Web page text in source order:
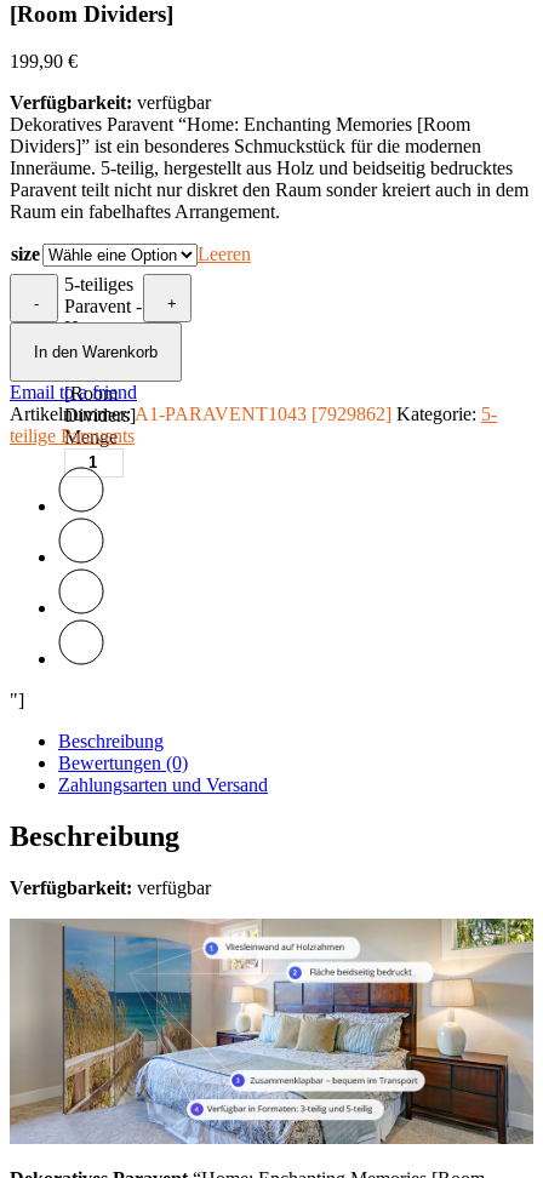
[Room Dividers]
199,90 €
Verfügbarkeit: verfügbar
Dekoratives Paravent “Home: Enchanting Memories [Room
Dividers]” ist ein besonderes Schmuckstück für die modernen
Inneräume. 5-teilig, hergestellt aus Holz und beidseitig bedrucktes
Paravent teilt nicht nur diskret den Raum sonder kreiert auch in dem
Raum ein fabelhaftes Arrangement.
size Leeren
-
5-teiliges
Paravent -
Home:
Enchanting
[Room
Dividers]
Menge
+
In den Warenkorb
Email to a friend
Artikelnummer:A1-PARAVENT1043 [7929862] Kategorie: 5-
teilige Paravents
"]
Beschreibung
Bewertungen (0)
Zahlungsarten und Versand
Beschreibung
Verfügbarkeit: verfügbar